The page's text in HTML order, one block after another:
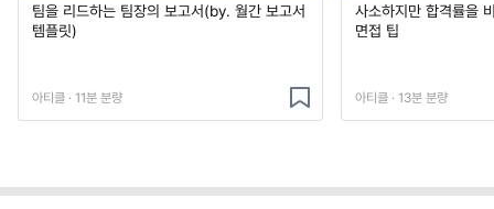
팀을 리드하는 팀장의 보고서(by. 월간 보고서
템플릿)
아티클 · 11분 분량
사소하지만 합격률을
면접 팁
아티클 · 13분 분량